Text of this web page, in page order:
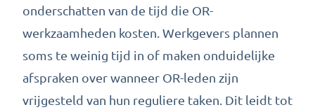
onderschatten van de tijd die OR-
werkzaamheden kosten. Werkgevers plannen
soms te weinig tijd in of maken onduidelijke
afspraken over wanneer OR-leden zijn
vrijgesteld van hun reguliere taken. Dit leidt tot